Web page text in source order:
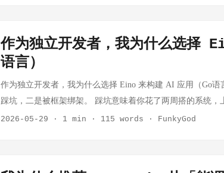
作为独立开发者，我为什么选择
语言）
作为独立开发者，我为什么选择 Eino 来构建 AI 应用（Go
踩坑，二是被框架绑架。 踩坑意味着你花了两周搭的系统
盲盒；被框架绑架意味着框架的每一次大版本更新都是你的
2026-05-29 · 1 min · 115 words · FunkyGod